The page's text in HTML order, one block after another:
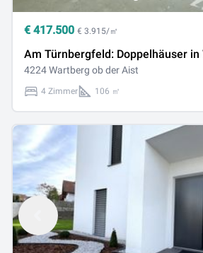
€ 417.500 € 3.915/㎡
Am Türnbergfeld: Doppelhäuser
4224 Wartberg ob der Aist
4 Zimmer 106 ㎡